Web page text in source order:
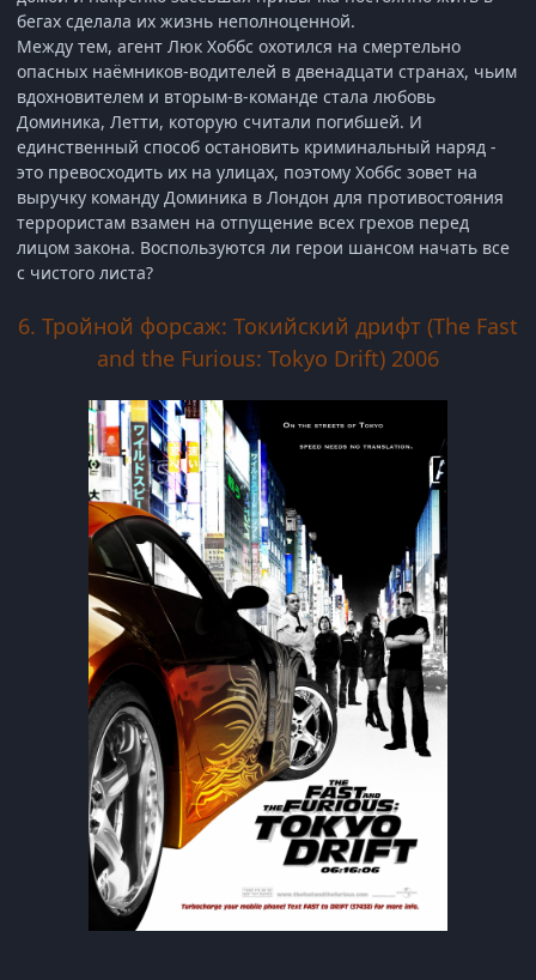
бегах сделала их жизнь неполноценной.
Между тем, агент Люк Хоббс охотился на смертельно
опасных наёмников-водителей в двенадцати странах, чьим
вдохновителем и вторым-в-команде стала любовь
Доминика, Летти, которую считали погибшей. И
единственный способ остановить криминальный наряд -
это превосходить их на улицах, поэтому Хоббс зовет на
выручку команду Доминика в Лондон для противостояния
террористам взамен на отпущение всех грехов перед
лицом закона. Воспользуются ли герои шансом начать все
с чистого листа?
6. Тройной форсаж: Токийский дрифт (The Fast
and the Furious: Tokyo Drift) 2006